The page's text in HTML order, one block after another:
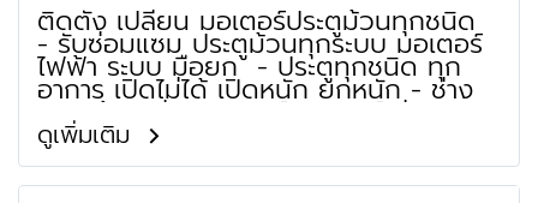
ติดตั้ง เปลี่ยน มอเตอร์ประตูม้วนทุกชนิด
- รับซ่อมแซม ประตูม้วนทุกระบบ มอเตอร์
ไฟฟ้า ระบบ มือยก - ประตูทุกชนิด ทุก
อาการ เปิดไม่ได้ เปิดหนัก ยกหนัก - ช่าง
ประตูม้วน ซ่อมมอเตอร์ มอเตอร์ไม่ติด
มอเตอร์เสีย เปิดไม่ได้ ร้านประตูม้วน
จำหน่าย ใบประตูม้วน เพลาประตูม้วน เสา
รางประตูม้วน ชุดฐานล่างประตูม้วน กล่อง
ดูเพิ่มเติม